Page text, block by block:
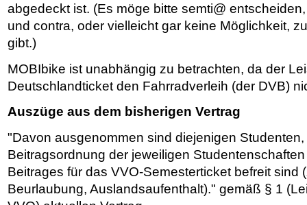
abgedeckt ist. (Es möge bitte semti@
und contra, oder vielleicht gar keine Möglichkeit,
gibt.)
MOBIbike ist unabhängig zu betrachten, da der
Deutschlandticket den Fahrradverleih (der DVB)
Auszüge aus dem bisherigen Vertrag
"Davon ausgenommen sind diejenigen
Beitragsordnung der jeweiligen
Beitrages für das VVO-Semesterticket befreit sind
Beurlaubung, Auslandsaufenthalt)." gemäß § 1